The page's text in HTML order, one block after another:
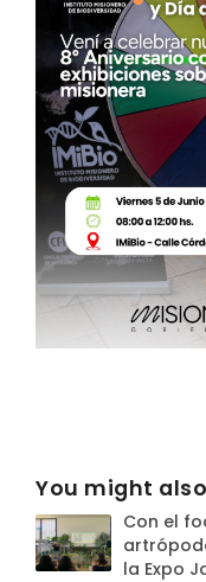
You might
Con el
la Expo